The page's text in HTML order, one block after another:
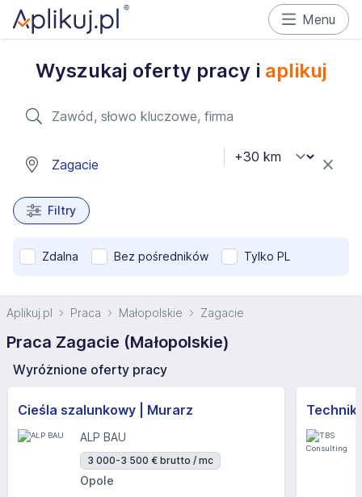
Menu
Wyszukaj oferty pracy i aplikuj
Filtry
Zdalna Bez pośredników Tylko PL
Aplikuj.pl Praca Małopolskie Zagacie
Praca Zagacie (Małopolskie)
Wyróżnione oferty pracy
Cieśla szalunkowy | Murarz
ALP BAU
3 000-3 500 € brutto / mc
Opole